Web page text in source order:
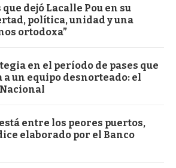
que dejó Lacalle Pou en su
política, unidad y una
ortodoxa”
en el período de pases que
a un equipo desnorteado: el
entre los peores puertos,
elaborado por el Banco